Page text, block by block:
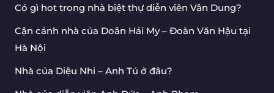
Có gì hot trong nhà biệt thự diễn viên Vân Dung?
Cận cảnh nhà của Doãn Hải My – Đoàn Văn Hậu tại
Hà Nội
Nhà của Diệu Nhi – Anh Tú ở đâu?